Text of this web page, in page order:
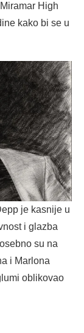
High
kako bi se u
je kasnije u
i glazba
su na
i Marlona
oblikovao